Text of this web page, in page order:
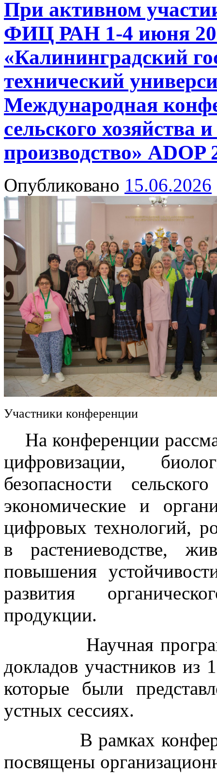
При активном
ФИЦ РАН 1-4 июня
«Калининградский
технический
Международная
сельского хозяйства
производство» ADOP
Опубликовано 15.06.2026
Участники конференции
На конференции
цифровизации,
безопасности
экономические и
цифровых технологий,
в растениеводстве,
повышения
развития
продукции.
Научная программа
докладов участников из
которые были
устных сессиях.
В рамках
посвящены